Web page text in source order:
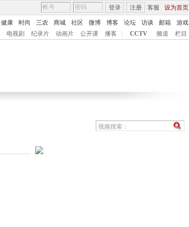
客服 设为首页
登录 注册
健康 时尚 三农 商城 社区 微博 博客 论坛 访谈 邮箱
游戏
电视剧 纪录片 动画片 公开课 播客 CCTV 频道 栏目